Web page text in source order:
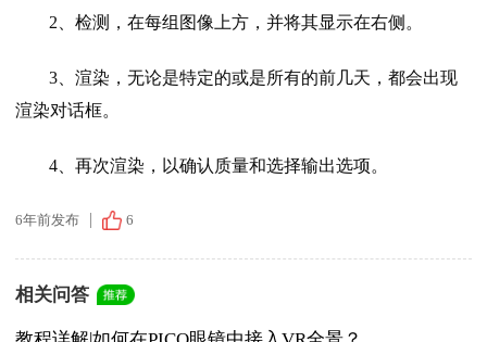
2、检测，在每组图像上方，并将其显示在右侧。
3、渲染，无论是特定的或是所有的前几天，都会出现
渲染对话框。
4、再次渲染，以确认质量和选择输出选项。
6年前发布 6
相关问答